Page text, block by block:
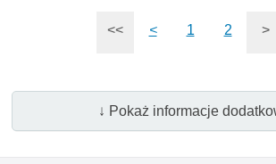
<< < 1 2 >
↓ Pokaż informacje